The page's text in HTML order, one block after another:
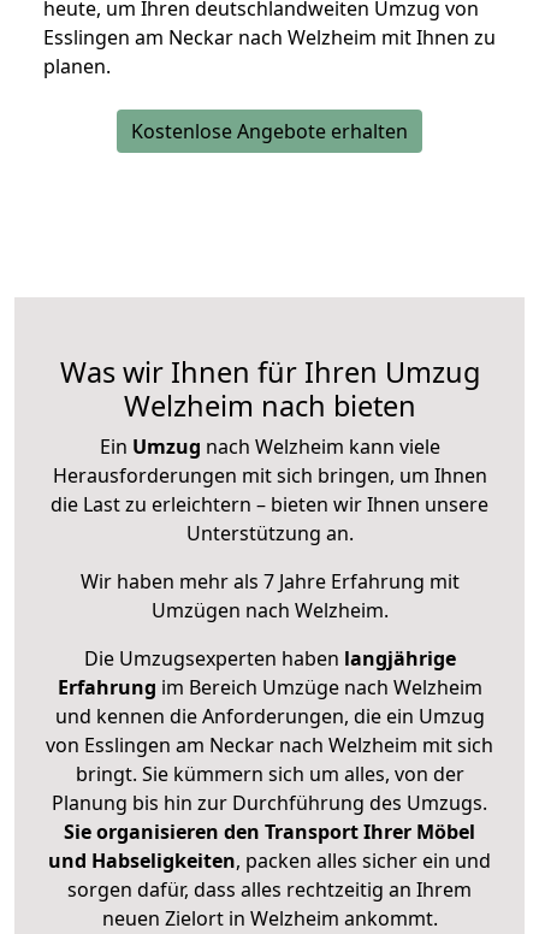
heute, um Ihren deutschlandweiten Umzug von
Esslingen am Neckar nach Welzheim mit Ihnen zu
planen.
Kostenlose Angebote erhalten
Was wir Ihnen für Ihren Umzug
Welzheim nach bieten
Ein Umzug nach Welzheim kann viele
Herausforderungen mit sich bringen, um Ihnen
die Last zu erleichtern – bieten wir Ihnen unsere
Unterstützung an.
Wir haben mehr als 7 Jahre Erfahrung mit
Umzügen nach Welzheim.
Die Umzugsexperten haben langjährige
Erfahrung im Bereich Umzüge nach Welzheim
und kennen die Anforderungen, die ein Umzug
von Esslingen am Neckar nach Welzheim mit sich
bringt. Sie kümmern sich um alles, von der
Planung bis hin zur Durchführung des Umzugs.
Sie organisieren den Transport Ihrer Möbel
und Habseligkeiten, packen alles sicher ein und
sorgen dafür, dass alles rechtzeitig an Ihrem
neuen Zielort in Welzheim ankommt.